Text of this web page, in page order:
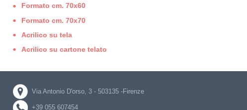
Formato cm. 70x60
Formato cm. 70x70
Acrilico su tela
Acrilico su cartone telato
Via Antonio D'orso, 3 - 503135 -Firenze
+39 055 607454